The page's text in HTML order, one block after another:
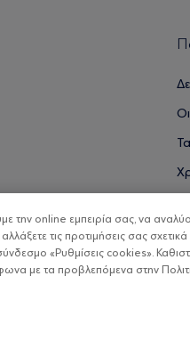
την online εμπειρία σας, να
τις προτιμήσεις σας
«Ρυθμίσεις cookies».
με τα προβλεπόμενα στην